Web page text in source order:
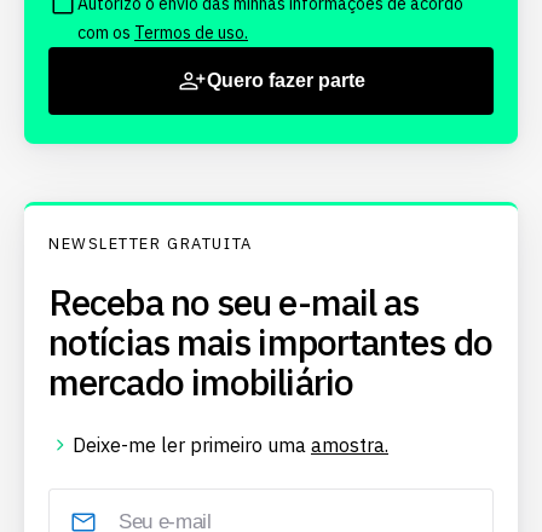
com os Termos de uso.
Quero fazer parte
NEWSLETTER GRATUITA
Receba no seu e-mail as
notícias mais importantes do
mercado imobiliário
Deixe-me ler primeiro uma amostra.